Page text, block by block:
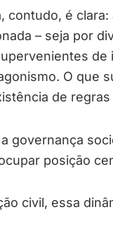
contudo, é
– seja por
de
O que
de
governança
posição
civil, essa